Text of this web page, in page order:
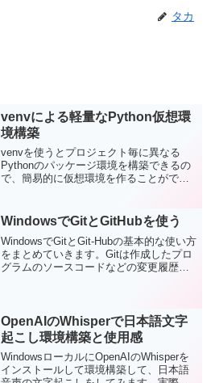
タカ
venvによる軽量なPython仮想環
境構築
venvを使うとプロジェクト毎に異なる
Pythonのパッケージ環境を構築できるの
で、簡易的に仮想環境を作ることができ
する、venvへのライブラリのインストー
ル、仮想空間を削除をしてみます。
WindowsでGitとGitHubを使う
WindowsでGitとGit-Hubの基本的な使い方
をまとめていきます。Gitは作成したプロ
グラムのソースコードなどの変更履歴を
よって、バージョンを管理し、複数人で
の共同作業をやり易くします。一方で、
GitHubはGitHub社が提供する世界有数の
Gitホスティングサービスで、有料の商用
プランの他、無料でのリポジトリ環境が
OpenAIのWhisperで日本語文字
起こし環境構築と使用感
WindowsローカルにOpenAIのWhisperを
インストールして環境構築して、日本語